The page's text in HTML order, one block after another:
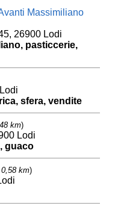
Massimiliano
26900 Lodi
pasticcerie,
sfera, vendite
km)
Lodi
guaco
km)